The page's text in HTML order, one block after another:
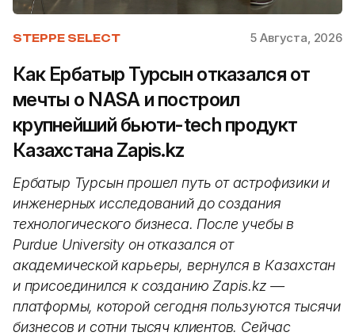
STEPPE SELECT 5 Августа, 2026
Как Ербатыр Турсын отказался от
мечты о NASA и построил
крупнейший бьюти-tech продукт
Казахстана Zapis.kz
Ербатыр Турсын прошел путь от астрофизики и
инженерных исследований до создания
технологического бизнеса. После учебы в
Purdue University он отказался от
академической карьеры, вернулся в Казахстан
и присоединился к созданию Zapis.kz —
платформы, которой сегодня пользуются тысячи
бизнесов и сотни тысяч клиентов. Сейчас